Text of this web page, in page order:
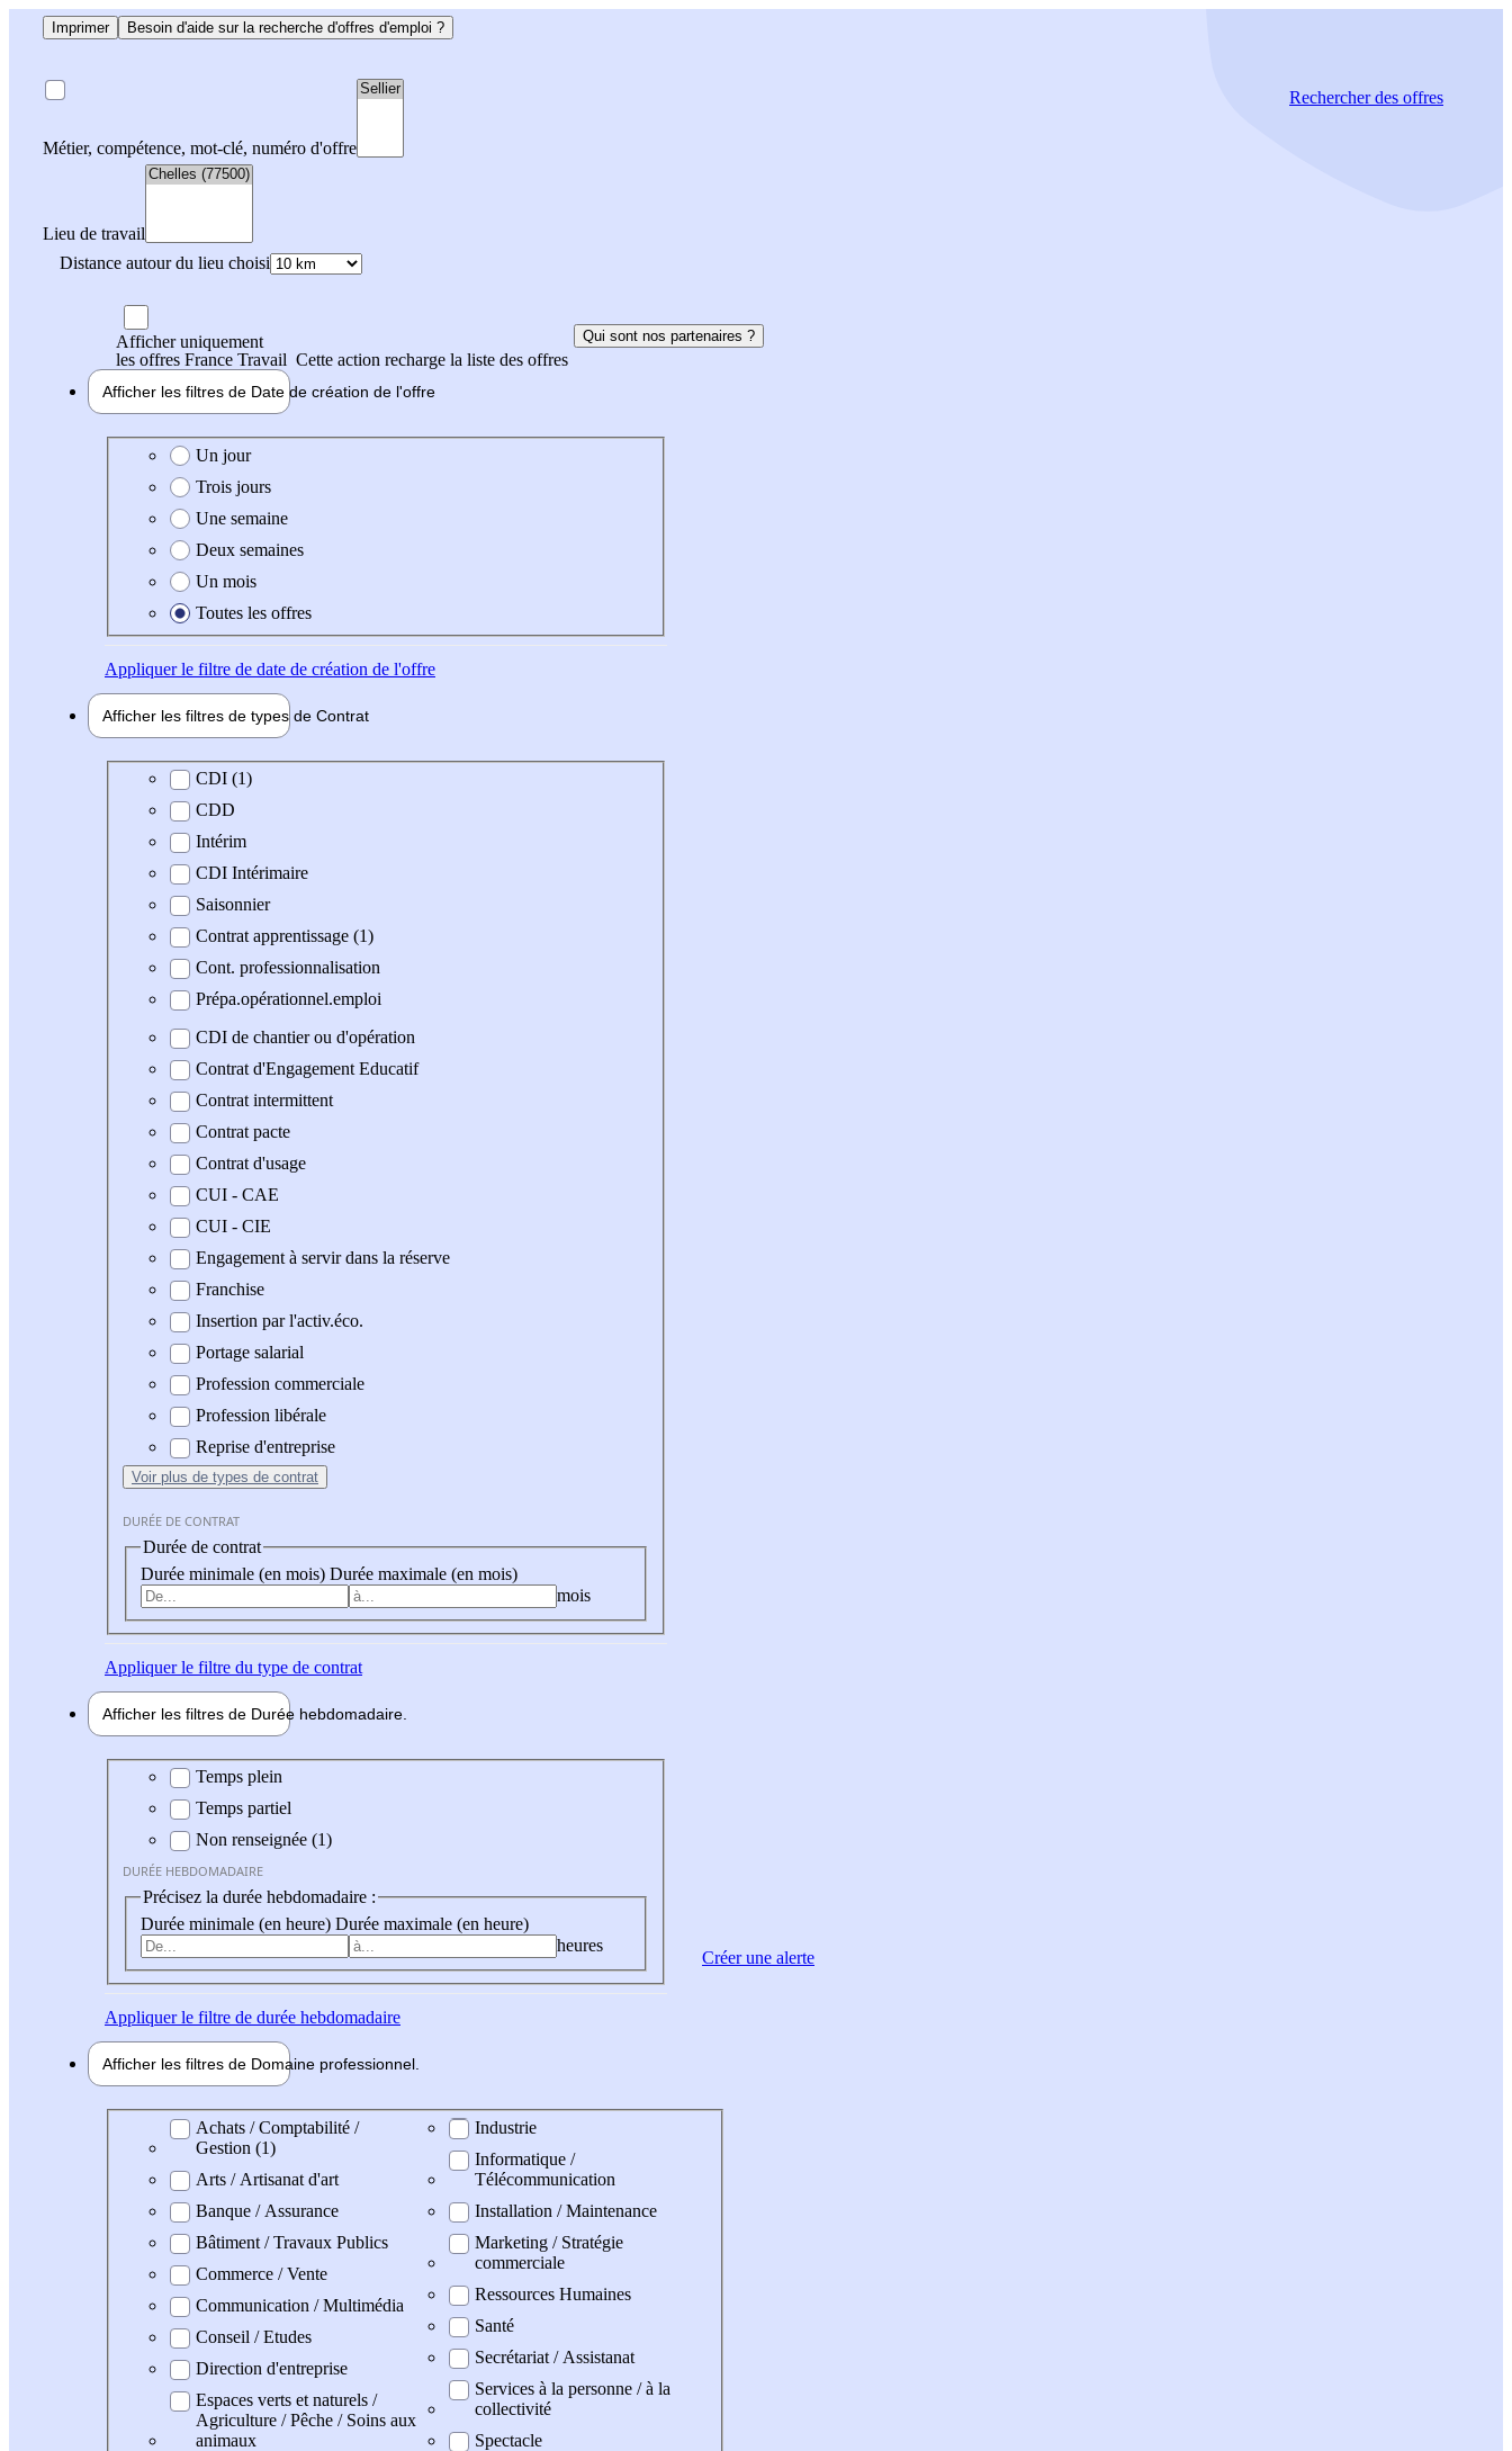
Imprimer Besoin d'aide sur la recherche d'offres d'emploi ?
Métier, compétence, mot-clé, numéro d'offre
Lieu de travail
Distance autour du lieu choisi
Rechercherdes offres
Afficher uniquement
les offres France Travail Cette action recharge la liste des offres
Qui sont nos partenaires ?
Afficher les filtres de Date de création de l'offre
Date de création de l'offre
Un jour
Trois jours
Une semaine
Deux semaines
Un mois
Toutes les offres
Appliquerle filtre de date de création de l'offre
Afficher les filtres de types de Contrat
Type de contrat
CDI (1)
CDD
Intérim
CDI Intérimaire
Saisonnier
Contrat apprentissage (1)
Cont. professionnalisation
Prépa.opérationnel.emploi
CDI de chantier ou d'opération
Contrat d'Engagement Educatif
Contrat intermittent
Contrat pacte
Contrat d'usage
CUI - CAE
CUI - CIE
Engagement à servir dans la réserve
Franchise
Insertion par l'activ.éco.
Portage salarial
Profession commerciale
Profession libérale
Reprise d'entreprise
Voir plus de types de contrat
DURÉE DE CONTRAT
Durée de contrat
Durée minimale (en mois) Durée maximale (en mois)
mois
Appliquerle filtre du type de contrat
Afficher les filtres de Durée hebdomadaire
Durée hebdomadaire
Temps plein
Temps partiel
Non renseignée (1)
DURÉE HEBDOMADAIRE
Précisez la durée hebdomadaire :
Durée minimale (en heure) Durée maximale (en heure)
heures
Appliquerle filtre de durée hebdomadaire
Afficher les filtres de Domaine professionnel
Domaine professionel
Achats / Comptabilité /
Gestion (1)
Arts / Artisanat d'art
Banque / Assurance
Bâtiment / Travaux Publics
Commerce / Vente
Communication / Multimédia
Conseil / Etudes
Direction d'entreprise
Espaces verts et naturels /
Agriculture / Pêche / Soins aux
animaux
Industrie
Informatique /
Télécommunication
Installation / Maintenance
Marketing / Stratégie
commerciale
Ressources Humaines
Santé
Secrétariat / Assistanat
Services à la personne / à la
collectivité
Spectacle
Créer une alerte